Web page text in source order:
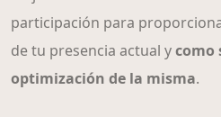
participación para
de tu presencia actual ycomo
optimización de la misma.